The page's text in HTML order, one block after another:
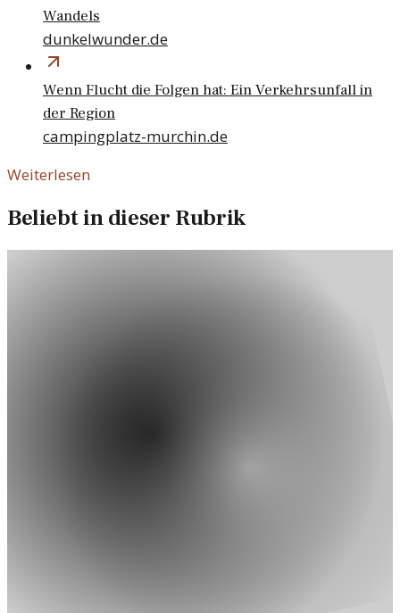
Wandels
dunkelwunder.de
Wenn Flucht die Folgen hat: Ein Verkehrsunfall in
der Region
campingplatz-murchin.de
Weiterlesen
Beliebt in dieser Rubrik